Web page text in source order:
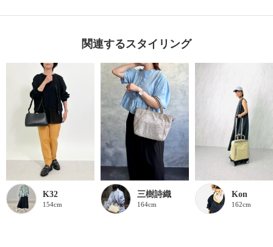
関連するスタイリング
K32
154cm
三樹詩織
164cm
Kon
162cm